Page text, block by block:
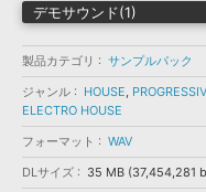
サンプルパック »
ソフトウェア／ツール
DAW »
ニュースレター »
SONICWIREブログ »
製品サポート情報 »
DTMガイド »
FAQ »
ソフト音源 プラグ
ソフトウェア／ツール
メーカー
フォーマット
デモサウンド(1)
製品カテゴリ
サンプルパック
ジャンル
HOUSE,
ELECTRO HOUSE
フォーマット
WAV
DLサイズ
35 MB (37,454,281